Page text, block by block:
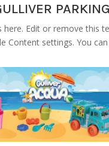
PARKING
here. Edit or remove this
Content settings. You